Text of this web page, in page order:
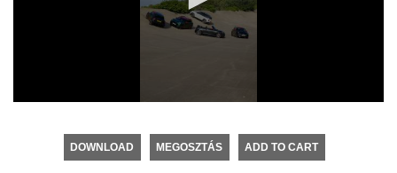
seconds
DOWNLOAD MEGOSZTÁS ADD TO CART